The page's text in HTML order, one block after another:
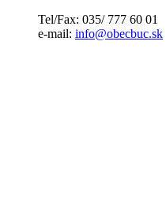
Tel/Fax: 035/ 777 60 01
e-mail: info@obecbuc.sk